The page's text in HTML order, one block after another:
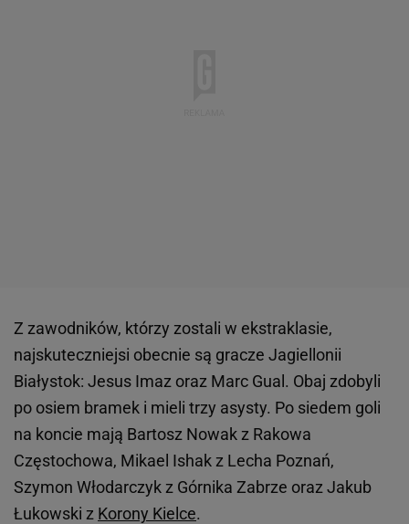
Z zawodników, którzy zostali w ekstraklasie,
najskuteczniejsi obecnie są gracze Jagiellonii
Białystok: Jesus Imaz oraz Marc Gual. Obaj zdobyli
po osiem bramek i mieli trzy asysty. Po siedem goli
na koncie mają Bartosz Nowak z Rakowa
Częstochowa, Mikael Ishak z Lecha Poznań,
Szymon Włodarczyk z Górnika Zabrze oraz Jakub
Łukowski z Korony Kielce.